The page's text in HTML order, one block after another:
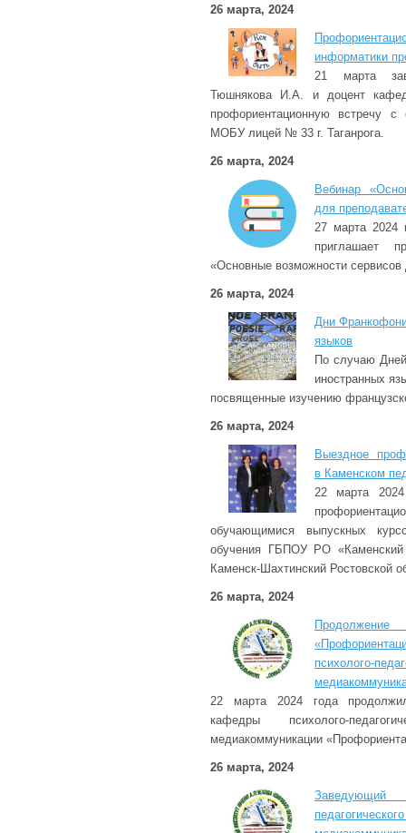
26 марта, 2024
информатики
21 марта
Тюшнякова И.А. и доцент
профориентационную встречу
МОБУ лицей № 33 г. Таганрога.
26 марта, 2024
Вебинар
для
27 марта 2024
приглашает
«Основные возможности сервисов
26 марта, 2024
Дни
языков
По случаю
иностранных
посвященные изучению
26 марта, 2024
Выездное
в Каменском
22 марта 2024
обучающимися выпускных
обучения ГБПОУ РО «Каменский
Каменск-Шахтинский Ростовской
26 марта, 2024
психолого-
22 марта 2024 года
кафедры психолого-
медиакоммуникации
26 марта, 2024